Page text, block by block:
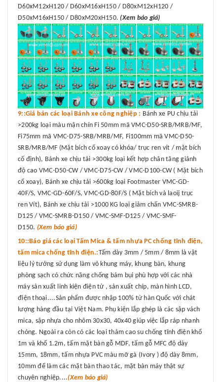
D60xM12xH120 / D60xM16xH150 / D80xM12xH120 /
D50xM16xH150 / D80xM20xH150. (Xem báo giá)
9::Giá bán các loại Bánh xe công nghiệp : Bánh xe PU chịu tải
>200kg loại màu mận chín Fi 50mm mã VMC-D50-SRB/MRB/MF,
Fi75mm mã VMC-D75-SRB/MRB/MF, Fi100mm mã VMC-D50-
SRB/MRB/MF (Mặt bích cổ xoay có khóa/ trục ren vít / mặt bích
cố định), Bánh xe chịu tải >300kg loại kết hợp chân tăng giảnh
độ cao VMC-D50-CW / VMC-D75-CW / VMC-D100-CW ( Mặt bích
cổ xoay), Bánh xe chịu tải >600kg loại Footmaster VMC-GD-
40F/S, VMC-GD-60F/S, VMC-GD-80F/S ( Mặt bích và laoij trục
ren Vít), Bánh xe chịu tải >1000 KG loại giảm chấn VMC-SMRB-
D125 / VMC-SMRB-D150 / VMC-SMF-D125 / VMC-SMF-
D150. (Xem báo giá)
10::Báo giá các loại Tấm Mica & tấm nhựa PC chống tĩnh điện,
tấm mica chống tĩnh điện.:Tấm dày 3mm / 5mm / 8mm là vật
liệu lý tưởng sử dụng làm vỏ khung máy, khung bàn, khung
phòng sạch có chức năng chống bám bụi phù hợp với các nhà
máy sản xuất linh kiện điện tử , sản xuất chíp, màn hình LCD,
điện thoại....Sản phẩm được nhập 100% từ hàn Quốc với chát
lượng hàng đầu tại Việt Nam. Phụ kiện lắp ghép là các sập vách
mica, sập nhựa cho nhôm 30x30, 40x40 giúp việc lắp ráp nhanh
chóng. Ngoài ra còn có các loại thảm cao su chống tĩnh điện khổ
1m và khổ 1.2m, tấm mặt bàn gỗ MDF, tấm gỗ MFC độ dày
15mm, 18mm, tấm nhựa PVC màu mỡ gà (Ivory ) độ dày 8mm,
10mm để làm các mặt bàn thao tác, mặt bàn máy thật sự
chuyên nghiệp....(Xem báo giá)